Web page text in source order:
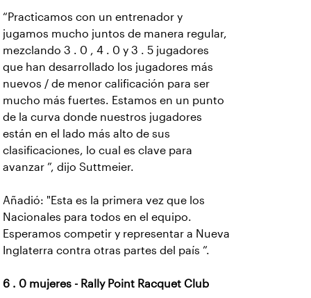
“Practicamos con un entrenador y
jugamos mucho juntos de manera regular,
mezclando 3 . 0 , 4 . 0 y 3 . 5 jugadores
que han desarrollado los jugadores más
nuevos / de menor calificación para ser
mucho más fuertes. Estamos en un punto
de la curva donde nuestros jugadores
están en el lado más alto de sus
clasificaciones, lo cual es clave para
avanzar ”, dijo Suttmeier.
Añadió: "Esta es la primera vez que los
Nacionales para todos en el equipo.
Esperamos competir y representar a Nueva
Inglaterra contra otras partes del país ”.
6 . 0 mujeres - Rally Point Racquet Club